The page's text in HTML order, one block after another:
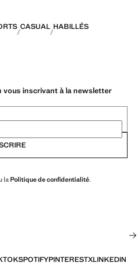
CASUAL HABILLÉS
vous inscrivant à la newsletter
la Politique de confidentialité.
SPOTIFYPINTERESTXLINKEDIN